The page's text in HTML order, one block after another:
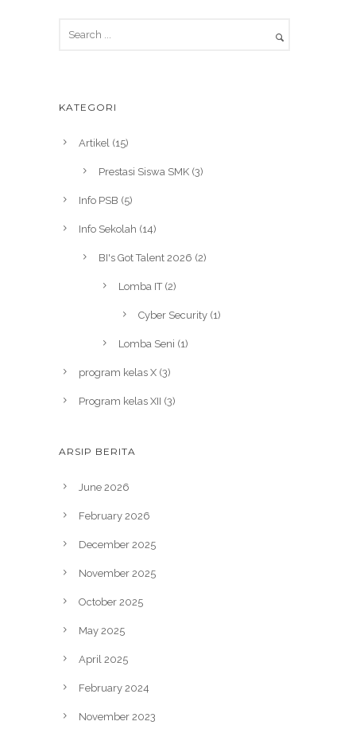
KATEGORI
Artikel (15)
Prestasi Siswa SMK (3)
Info PSB (5)
Info Sekolah (14)
BI's Got Talent 2026 (2)
Lomba IT(2)
Cyber Security (1)
Lomba Seni (1)
program kelas X (3)
Program kelas XII (3)
ARSIP BERITA
June 2026
February 2026
December 2025
November 2025
October 2025
May 2025
April 2025
February 2024
November 2023